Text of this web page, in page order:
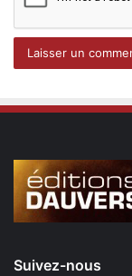
Suivez-nous